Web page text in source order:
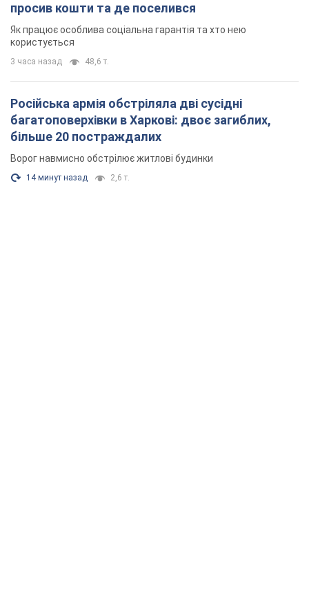
просив кошти та де поселився
Як працює особлива соціальна гарантія та хто нею
користується
3 часа назад 48,6 т.
Російська армія обстріляла дві сусідні
багатоповерхівки в Харкові: двоє загиблих,
більше 20 постраждалих
Ворог навмисно обстрілює житлові будинки
14 минут назад 2,6 т.